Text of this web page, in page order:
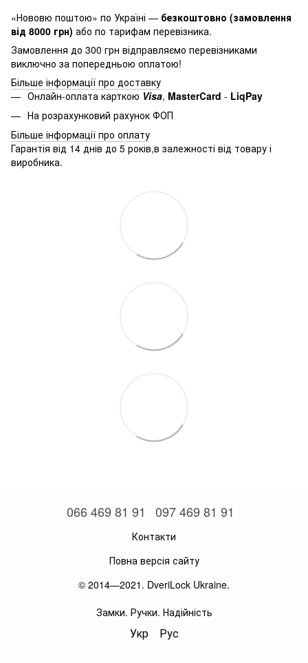
«Нововю поштою» по Україні — безкоштовно (замовлення
від 8000 грн) або по тарифам перевізника.
Замовлення до 300 грн відправляємо перевізниками
виключно за попередньою оплатою!
Більше інформації про доставку
Онлайн-оплата карткою Visa, MasterСard - LiqPay
На розрахунковий рахунок ФОП
Більше інформації про оплату
Гарантія від 14 днів до 5 років,в залежності від товару і
виробника.
066 469 81 91 097 469 81 91
Контакти
Повна версія сайту
© 2014—2021. DveriLock Ukraine.
Замки. Ручки. Надійність
Укр Рус